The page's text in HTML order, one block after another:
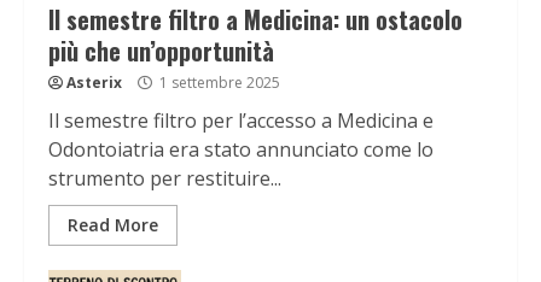
Il semestre filtro a Medicina: un ostacolo
più che un’opportunità
Asterix 1 settembre 2025
Il semestre filtro per l’accesso a Medicina e
Odontoiatria era stato annunciato come lo
strumento per restituire...
Read More